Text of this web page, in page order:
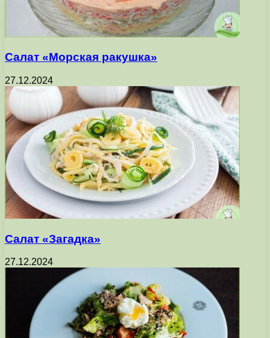
Салат «Морская ракушка»
27.12.2024
Салат «Загадка»
27.12.2024